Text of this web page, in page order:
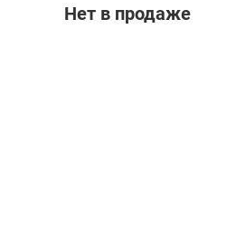
Нет в продаже